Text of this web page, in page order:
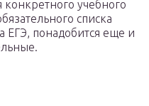
учебного
списка
ЕГЭ, понадобится еще и